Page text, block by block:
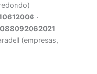
·
(empresas,